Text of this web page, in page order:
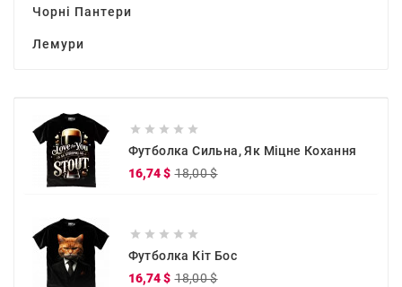
Чорні Пантери
Лемури
    
Футболка Сильна, Як Міцне Кохання
16,74 $ 18,00 $
    
Футболка Кіт Бос
16,74 $ 18,00 $